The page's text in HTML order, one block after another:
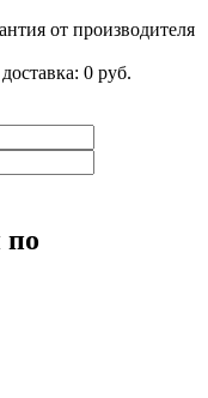
от производителя
0 руб.
по